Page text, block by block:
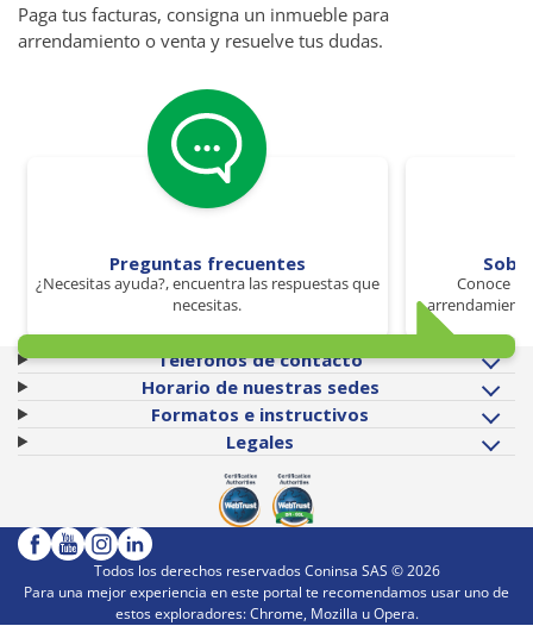
Paga tus facturas, consigna un inmueble para
arrendamiento o venta y resuelve tus dudas.
Preguntas frecuentes
¿Necesitas ayuda?, encuentra las respuestas que
necesitas.
Conoce
Teléfonos de contacto
Horario de nuestras sedes
Formatos e instructivos
Legales
Todos los derechos reservados Coninsa SAS ©2026
Para una mejor experiencia en este portal te recomendamos usar uno de
estos exploradores: Chrome, Mozilla u Opera.